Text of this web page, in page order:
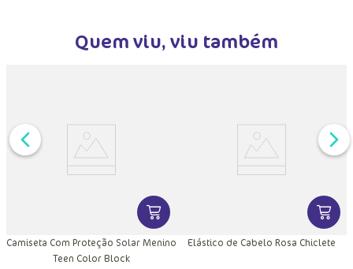
Quem viu, viu também
INFORMAÇÕES DO PRODUTOVER MAIS INFORMAÇÕES DO
Camiseta Com Proteção Solar Menino
Teen Color Block
VER
Elástico de Cabelo Rosa Chiclete